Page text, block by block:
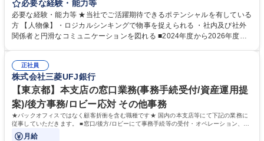
す。 【業務内容の一例】■所属事業部の勤労業務 ■海外に関係する各種業
務 ■営業部門の企画スタッフ、ルート営業 【キャリアパス】入社後の配属
ポジションで一定期間ご活躍頂いた後、本人の適性及び将来のキャリアを
鑑みてジョブローテーションを行います。 【育成】OJTでの現場育成や研
表するインフラ企業 #ポテンシャル採用
必要な経験・能力等
必要な経験・能力等 ★当社でご活躍期待できるポテンシャルを有している
方 【人物像】・ロジカルシンキングで物事を捉えられる ・社内及び社外
関係者と円滑なコミュニケーションを図れる ■2024年度から2026年度ま
72.html ■エネルギーセキュリティの不安定化や気候変動による自然災害の
甚大化など、これまで以上に社会課題解決の重要性が高まっています。
「未来の日常」の創造に向けて持続可能な社会の実現に貢献してまいりま
す。 学歴・資格 学歴：大学院 大学 語学力： 資格：
正社員
株式会社三菱UFJ銀行
【東京都】本支店の窓口業務(事務手続受付/資産運用提
案)/後方事務/ロビー応対 その他事務
★バックオフィスではなく顧客折衝を含む職種です★ 国内の本支店等にて下記の業務に
従事していただきます。 ■窓口/後方/ロビーにて事務手続等の受付・オペレーション、お
客様対応
月給